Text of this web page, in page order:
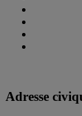
Adresse